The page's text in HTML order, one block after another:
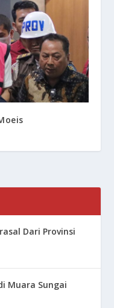
Dari Provinsi
Muara Sungai